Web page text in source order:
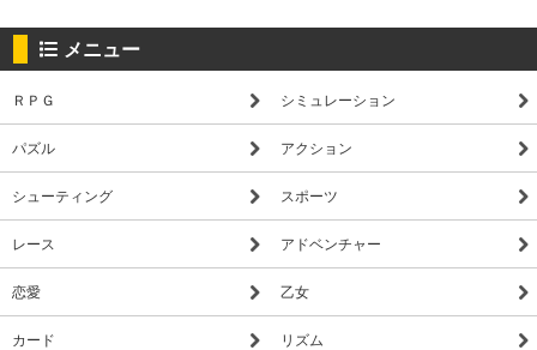
メニュー
ＲＰＧ シミュレーション
パズル アクション
シューティング スポーツ
レース アドベンチャー
恋愛 乙女
カード リズム